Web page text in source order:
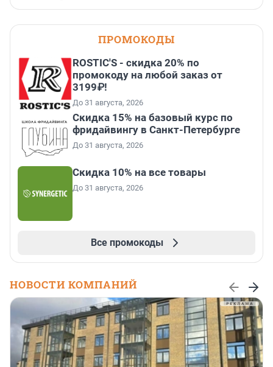
ПРОМОКОДЫ
ROSTIC'S - скидка 20% по
промокоду на любой заказ от
3199₽!
До 31 августа, 2026
Скидка 15% на базовый курс по
фридайвингу в Санкт-Петербурге
До 31 августа, 2026
Скидка 10% на все товары
До 31 августа, 2026
Все промокоды
НОВОСТИ КОМПАНИЙ